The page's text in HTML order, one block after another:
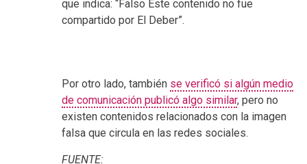
que indica: “Falso Este contenido no fue
compartido por El Deber”.
Por otro lado, también se verificó si algún medio
de comunicación publicó algo similar, pero no
existen contenidos relacionados con la imagen
falsa que circula en las redes sociales.
FUENTE: